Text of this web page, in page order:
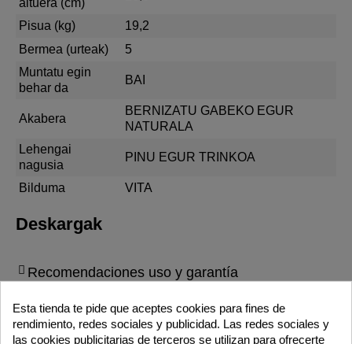
altuera (cm)
Pisua (kg)
19,2
Bermea (urteak)
5
Muntatu egin
behar da
BAI
Akabera
BERNIZATU GABEKO EGUR
NATURALA
Lehengai
nagusia
PINU EGUR TRINKOA
Bilduma VITA
Deskargak
Recomendaciones uso y garantía
Instrucciones de montaje
Esta tienda te pide que aceptes cookies para fines de
rendimiento, redes sociales y publicidad. Las redes sociales y
las cookies publicitarias de terceros se utilizan para ofrecerte